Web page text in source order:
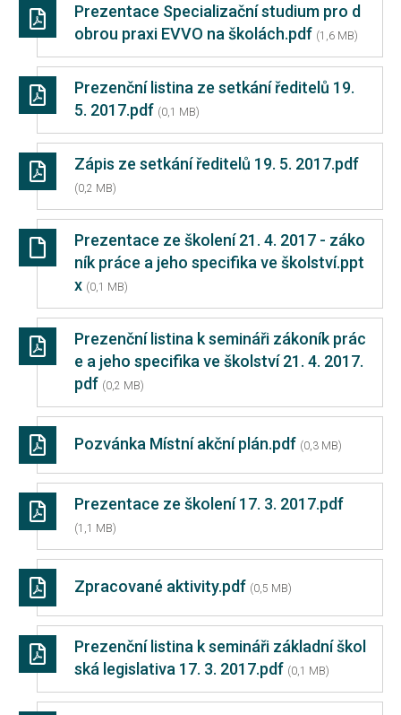
Prezentace Specializační studium pro d
obrou praxi EVVO na školách.pdf (1,6 MB)
Prezenční listina ze setkání ředitelů 19.
5. 2017.pdf (0,1 MB)
Zápis ze setkání ředitelů 19. 5. 2017.pdf
(0,2 MB)
Prezentace ze školení 21. 4. 2017 - záko
ník práce a jeho specifika ve školství.ppt
x (0,1 MB)
Prezenční listina k semináři zákoník prác
e a jeho specifika ve školství 21. 4. 2017.
pdf (0,2 MB)
Pozvánka Místní akční plán.pdf (0,3 MB)
Prezentace ze školení 17. 3. 2017.pdf
(1,1 MB)
Zpracované aktivity.pdf (0,5 MB)
Prezenční listina k semináři základní škol
ská legislativa 17. 3. 2017.pdf (0,1 MB)